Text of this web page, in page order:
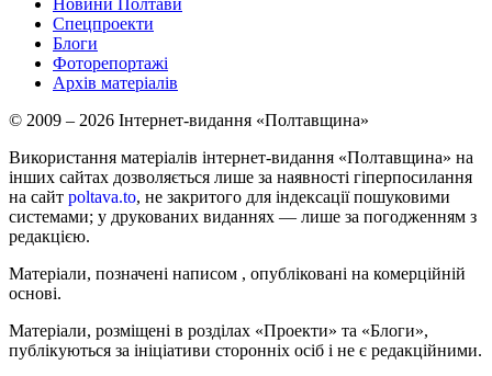
Новини Полтави
Спецпроекти
Блоги
Фоторепортажі
Архів матеріалів
© 2009 – 2026 Інтернет-видання «Полтавщина»
Використання матеріалів інтернет-видання «Полтавщина» на
інших сайтах дозволяється лише за наявності гіперпосилання
на сайт poltava.to, не закритого для індексації пошуковими
системами; у друкованих виданнях — лише за погодженням з
редакцією.
Матеріали, позначені написом , опубліковані на комерційній
основі.
Матеріали, розміщені в розділах «Проекти» та «Блоги»,
публікуються за ініціативи сторонніх осіб і не є редакційними.